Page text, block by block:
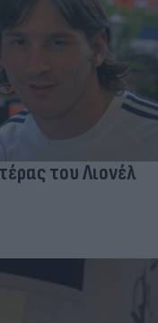
του Λιονέλ